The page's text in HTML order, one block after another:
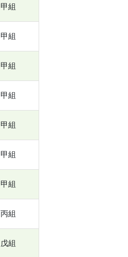
甲組
甲組
甲組
甲組
甲組
甲組
甲組
丙組
戊組